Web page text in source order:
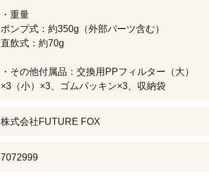
・重量
ポンプ式：約350g（外部パーツ含む）
直飲式：約70g
・その他付属品：交換用PPフィルター（大）
×3（小）×3、ゴムパッキン×3、収納袋
株式会社FUTURE FOX
7072999